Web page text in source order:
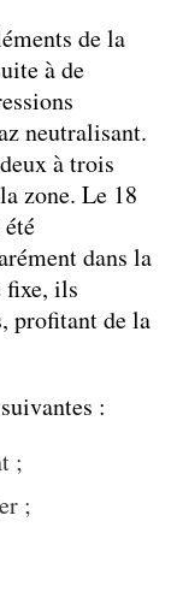
de la
à de
neutralisant.
à trois
zone. Le 18
dans la
fixe, ils
profitant de la
:
;
;